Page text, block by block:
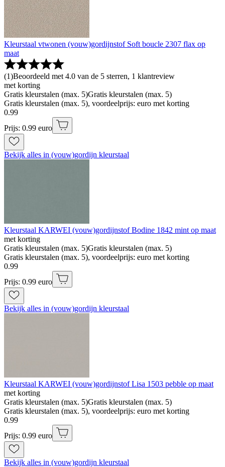
Kleurstaal vtwonen (vouw)gordijnstof Soft boucle 2307 flax op
maat
(1)Beoordeeld met 4.0 van de 5 sterren, 1 klantreview
met korting
Gratis kleurstalen (max. 5)Gratis kleurstalen (max. 5)
Gratis kleurstalen (max. 5), voordeelprijs: euro met korting
0.99
Prijs: 0.99 euro
Bekijk alles in (vouw)gordijn kleurstaal
Kleurstaal KARWEI (vouw)gordijnstof Bodine 1842 mint op maat
met korting
Gratis kleurstalen (max. 5)Gratis kleurstalen (max. 5)
Gratis kleurstalen (max. 5), voordeelprijs: euro met korting
0.99
Prijs: 0.99 euro
Bekijk alles in (vouw)gordijn kleurstaal
Kleurstaal KARWEI (vouw)gordijnstof Lisa 1503 pebble op maat
met korting
Gratis kleurstalen (max. 5)Gratis kleurstalen (max. 5)
Gratis kleurstalen (max. 5), voordeelprijs: euro met korting
0.99
Prijs: 0.99 euro
Bekijk alles in (vouw)gordijn kleurstaal